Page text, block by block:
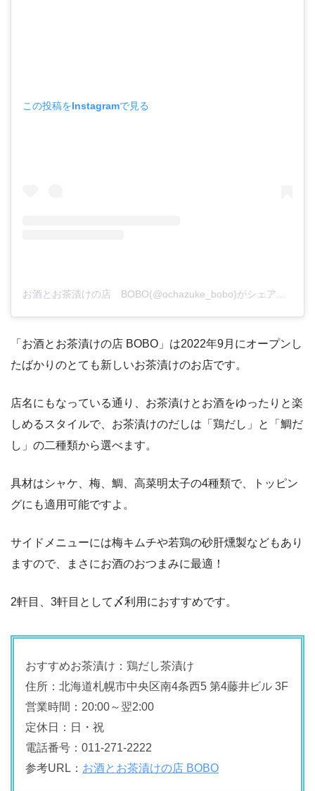
この投稿をInstagramで見る
「お酒とお茶漬けの店 BOBO」は2022年9月にオープンし
たばかりのとても新しいお茶漬けのお店です。
店名にもなっている通り、お茶漬けとお酒をゆったりと楽
しめるスタイルで、お茶漬けのだしは「鶏だし」と「鯛だ
し」の二種類から選べます。
具材はシャケ、梅、鯛、高菜明太子の4種類で、トッピン
グにも適用可能ですよ。
サイドメニューには梅キムチや若鶏の砂肝燻製などもあり
ますので、まさにお酒のおつまみに最適！
2軒目、3軒目として〆利用におすすめです。
おすすめお茶漬け：鶏だし茶漬け
住所：北海道札幌市中央区南4条西5 第4藤井ビル 3F
営業時間：20:00～翌2:00
定休日：日・祝
電話番号：011-271-2222
参考URL： お酒とお茶漬けの店 BOBO